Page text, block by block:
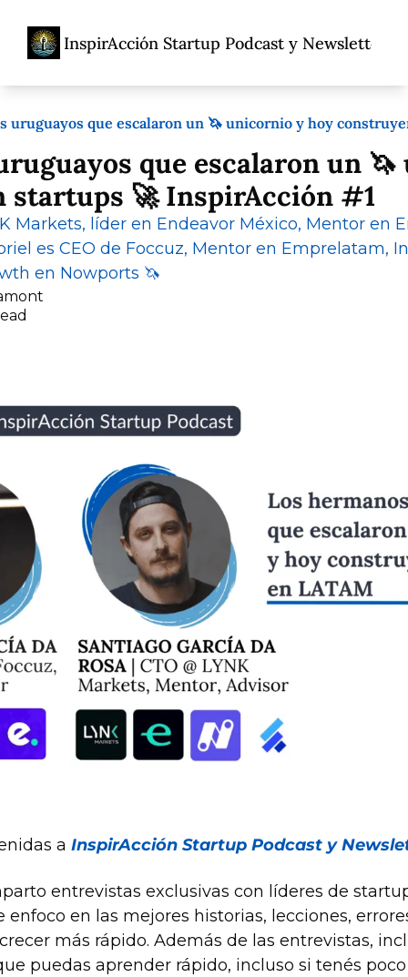
InspirAcción Startup Podcast y Newsletter
Home Acerca De
Acerca De
uruguayos que escalaron un 🦄 unicornio y hoy
que escalaron un
startups 🚀 InspirAcción #1
Markets, líder en Endeavor México, Mentor en
es CEO de Foccuz, Mentor en Emprelatam,
en Nowports 🦄
a InspirAcción Startup Podcast y
entrevistas exclusivas con líderes de
enfoco en las mejores historias, lecciones,
más rápido. Además de las entrevistas,
puedas aprender rápido, incluso si tenés